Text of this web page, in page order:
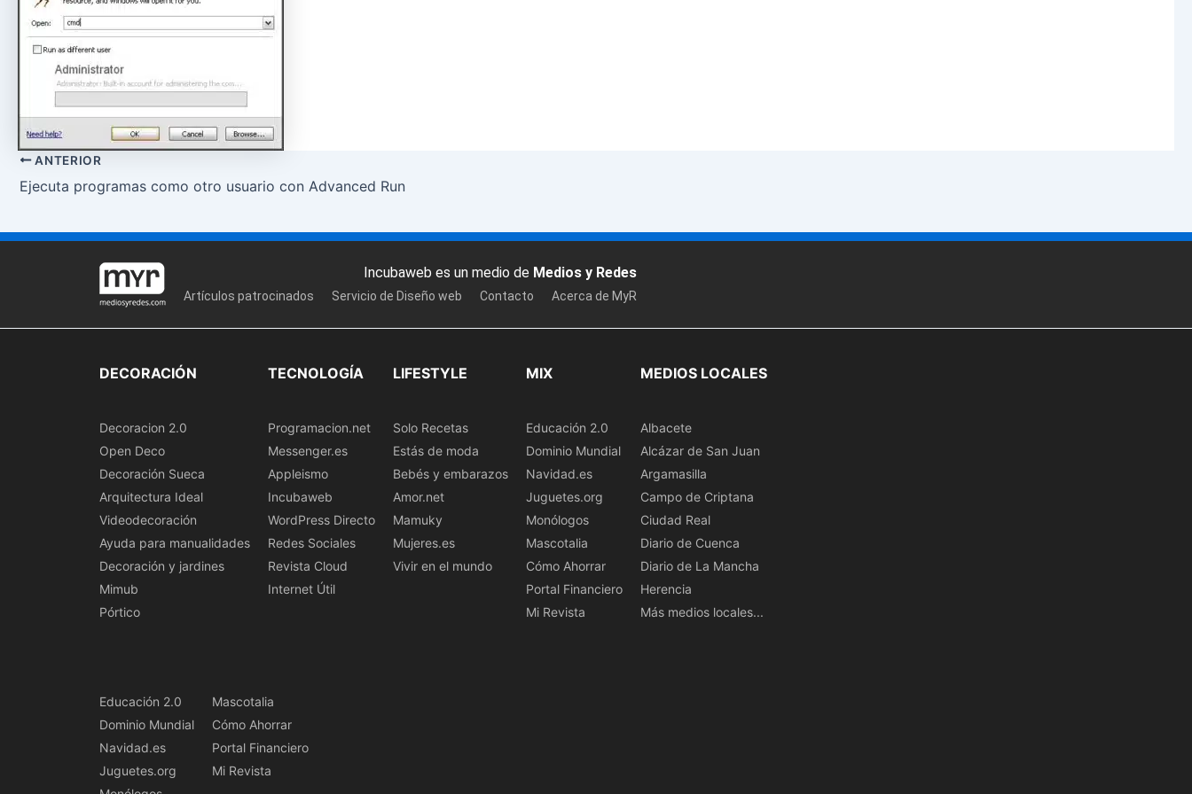
ANTERIOR
Ejecuta programas como otro usuario con Advanced Run
Incubaweb es un medio de Medios y Redes
Artículos patrocinados Servicio de Diseño web Contacto Acerca de MyR
DECORACIÓN
Decoracion 2.0
Open Deco
Decoración Sueca
Arquitectura Ideal
Videodecoración
Ayuda para manualidades
Decoración y jardines
Mimub
Pórtico
TECNOLOGÍA
Programacion.net
Messenger.es
Appleismo
Incubaweb
WordPress Directo
Redes Sociales
Revista Cloud
Internet Útil
LIFESTYLE
Solo Recetas
Estás de moda
Bebés y embarazos
Amor.net
Mamuky
Mujeres.es
Vivir en el mundo
MIX
Educación 2.0
Dominio Mundial
Navidad.es
Juguetes.org
Monólogos
Mascotalia
Cómo Ahorrar
Portal Financiero
Mi Revista
MEDIOS LOCALES
Albacete
Alcázar de San Juan
Argamasilla
Campo de Criptana
Ciudad Real
Diario de Cuenca
Diario de La Mancha
Herencia
Más medios locales...
Educación 2.0
Dominio Mundial
Navidad.es
Juguetes.org
Mascotalia
Cómo Ahorrar
Portal Financiero
Mi Revista